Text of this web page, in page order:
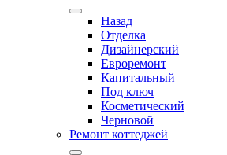
Назад
Отделка
Дизайнерский
Евроремонт
Капитальный
Под ключ
Косметический
Черновой
Ремонт коттеджей